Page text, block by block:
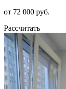
от 72 000 руб.
Рассчитать